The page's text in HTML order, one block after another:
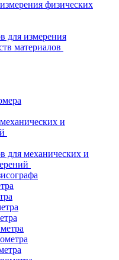
физических
для измерения
материалов
и
для механических и